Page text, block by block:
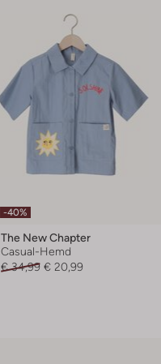
-40%
The New Chapter
Casual-Hemd
€ 34,99 € 20,99